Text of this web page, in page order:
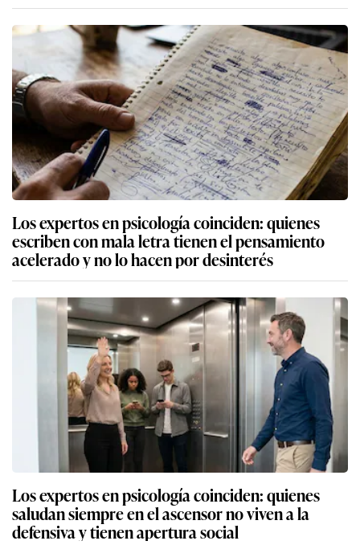
Los expertos en psicología coinciden: quienes
escriben con mala letra tienen el pensamiento
acelerado y no lo hacen por desinterés
Los expertos en psicología coinciden: quienes
saludan siempre en el ascensor no viven a la
defensiva y tienen apertura social